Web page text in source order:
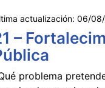
actualización: 06/
–
problema